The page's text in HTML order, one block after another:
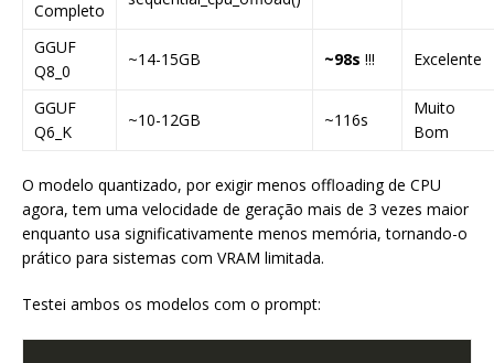
Completo
GGUF
Q8_0
~14-15GB ~98s !!! Excelente
GGUF
Q6_K
~10-12GB ~116s
Muito
Bom
O modelo quantizado, por exigir menos offloading de CPU
agora, tem uma velocidade de geração mais de 3 vezes maior
enquanto usa significativamente menos memória, tornando-o
prático para sistemas com VRAM limitada.
Testei ambos os modelos com o prompt: